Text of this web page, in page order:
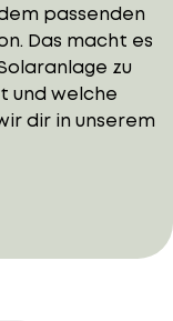
passenden
Das macht es
zu
und welche
dir in unserem